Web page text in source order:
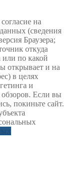
на
(сведения
Браузера;
откуда
или по какой
открывает и на
в целях
и
обзоров. Если вы
покиньте сайт.